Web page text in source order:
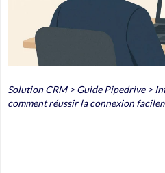
Solution CRM >Guide Pipedrive >
comment réussir la connexion